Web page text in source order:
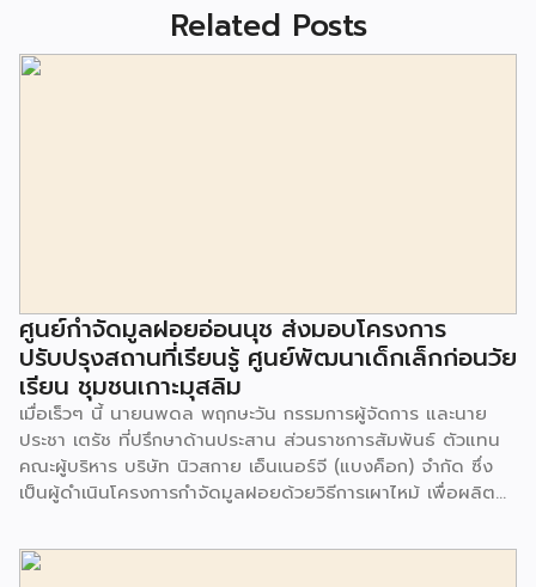
Related Posts
ศูนย์กำจัดมูลฝอยอ่อนนุช ส่งมอบโครงการ
ปรับปรุงสถานที่เรียนรู้ ศูนย์พัฒนาเด็กเล็กก่อนวัย
เรียน ชุมชนเกาะมุสลิม
เมื่อเร็วๆ นี้ นายนพดล พฤกษะวัน กรรมการผู้จัดการ และนาย
ประชา เตรัช ที่ปรึกษาด้านประสาน ส่วนราชการสัมพันธ์ ตัวแทน
คณะผู้บริหาร บริษัท นิวสกาย เอ็นเนอร์จี (แบงค็อก) จํากัด ซึ่ง
เป็นผู้ดำเนินโครงการกำจัดมูลฝอยด้วยวิธีการเผาไหม้ เพื่อผลิต
มูลฝอยอ่อนนุช เป็นประธานในพิธีส่งมอบโครงการปรับปรุงสถาน
ที่เรียนรู้ ศูนย์พัฒนาเด็กเล็ก ก่อนวัยเรียน ชุมชนเกาะมุสลิม แขวง